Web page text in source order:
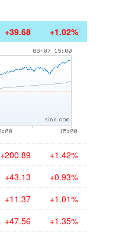
+39.68 +1.02%
+200.89 +1.42%
+43.13 +0.93%
+11.37 +1.01%
+47.56 +1.35%